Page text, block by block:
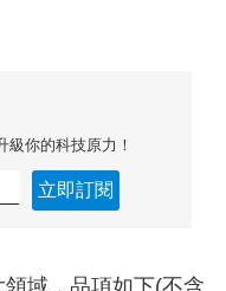
級你的科技原力！
立即訂閱
域，品項如下(不含